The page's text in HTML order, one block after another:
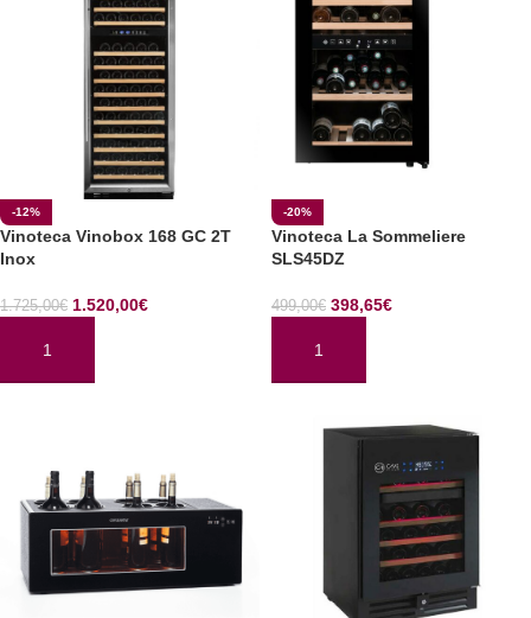
-12%
Vinoteca Vinobox 168 GC 2T
Inox
1.725,00€ 1.520,00€
AÑADIR AL CARRITO
-20%
Vinoteca La Sommeliere
SLS45DZ
499,00€ 398,65€
AÑADIR AL CARRITO